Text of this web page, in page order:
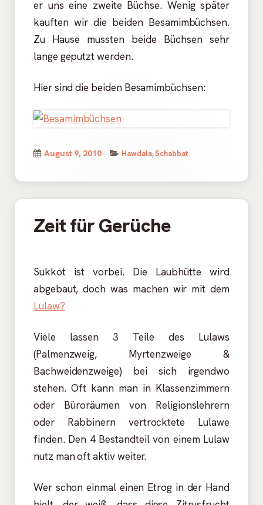
er uns eine zweite Büchse. Wenig später
kauften wir die beiden Besamimbüchsen.
Zu Hause mussten beide Büchsen sehr
lange geputzt werden.
Hier sind die beiden Besamimbüchsen:
Veröffentlicht
August 9, 2010 Kategorien
Hawdala,Schabbat
Zeit für Gerüche
Sukkot ist vorbei. Die Laubhütte wird
abgebaut, doch was machen wir mit dem
Lulaw?
Viele lassen 3 Teile des Lulaws
(Palmenzweig, Myrtenzweige &
Bachweidenzweige) bei sich irgendwo
stehen. Oft kann man in Klassenzimmern
oder Büroräumen von Religionslehrern
oder Rabbinern vertrocktete Lulawe
finden. Den 4 Bestandteil von einem Lulaw
nutz man oft aktiv weiter.
Wer schon einmal einen Etrog in der Hand